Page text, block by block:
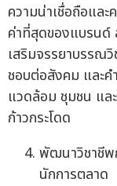
ความน่าเชื่อถือแล
ค่าที่สุดของแบรนด์
เสริมจรรยาบรรณ
ชอบต่อสังคม และค
แวดล้อม ชุมชน แล
ก้าวกระโดด
พัฒนาวิชาชีพ
นักการตลาด